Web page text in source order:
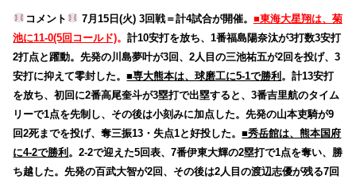
コメント 7月15日(火) 3回戦＝計4試合が開催。 ■東海大星翔は、菊
池に11-0(5回コールド)。計10安打を放ち、1番福島陽奈汰が3打数3安打
2打点と躍動。先発の川島夢叶が3回、2人目の三池祐五が2回を投げ、3
安打に抑えて零封した。■専大熊本は、球磨工に5-1で勝利 。計13安打
を放ち、初回に2番高尾奎斗が3塁打で出塁すると、3番吉里航のタイム
リーで1点を先制し、その後は小刻みに加点した。先発の山本吏騎が9
回2死までを投げ、奪三振13・失点1と好投した。■秀岳館は、熊本国府
に4-2で勝利 。2-2で迎えた5回表、7番伊東大輝の2塁打で1点を奪い、勝
ち越した。先発の百武大智が2回、その後は2人目の渡辺志優が残る7回